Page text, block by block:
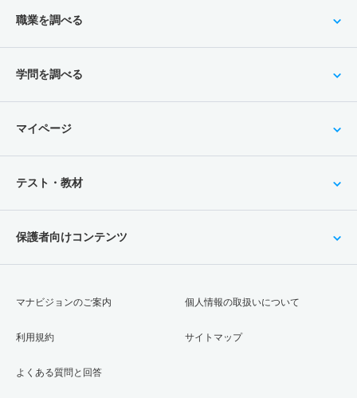
職業を調べる
学問を調べる
マイページ
テスト・教材
保護者向けコンテンツ
マナビジョンのご案内
利用規約
よくある質問と回答
個人情報の取扱いについて
サイトマップ